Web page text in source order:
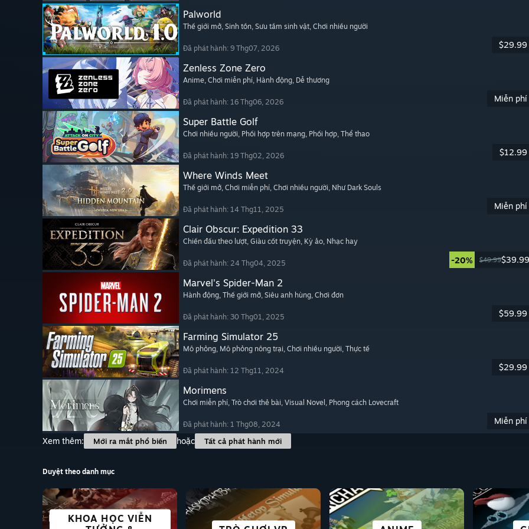
Palworld
Thế giới mở, Sinh tồn, Sưu tầm sinh vật, Chơi nhiều người
Đã phát hành: 9 Thg07, 2026 $29.99
Zenless Zone Zero
Anime, Chơi miễn phí, Hành động, Dễ thương
Đã phát hành: 16 Thg06, 2026 Miễn phí
Super Battle Golf
Chơi nhiều người, Phối hợp trên mạng, Phối hợp, Thể thao
Đã phát hành: 19 Thg02, 2026 $12.99
Where Winds Meet
Thế giới mở, Chơi miễn phí, Chơi nhiều người, Như Dark Souls
Đã phát hành: 14 Thg11, 2025 Miễn phí
Clair Obscur: Expedition 33
Chiến đấu theo lượt, Giàu cốt truyện, Kỳ ảo, Nhạc hay
Đã phát hành: 24 Thg04, 2025 -20% $49.99$39.99
Marvel's Spider-Man 2
Hành động, Thế giới mở, Siêu anh hùng, Chơi đơn
Đã phát hành: 30 Thg01, 2025 $59.99
Farming Simulator 25
Mô phỏng, Mô phỏng nông trại, Chơi nhiều người, Thực tế
Đã phát hành: 12 Thg11, 2024 $29.99
Morimens
Chơi miễn phí, Trò chơi thẻ bài, Visual Novel , Phong cách Lovecraft
Đã phát hành: 1 Thg08, 2024
Miễn phí
Xem thêm:
Mới ra mắt phổ biến hoặc Tất cả phát hành mới
Duyệt theo danh mục
KHOA HỌC VIỄN
THÀNH PHỐ & LẬP